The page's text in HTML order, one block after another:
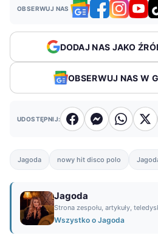
OBSERWUJ NAS
DODAJ NAS JAKO
OBSERWUJ NAS W
UDOSTĘPNIJ:
Jagoda nowy hit disco polo
Jagoda
Strona zespołu, artykuły,
Wszystko o Jagoda